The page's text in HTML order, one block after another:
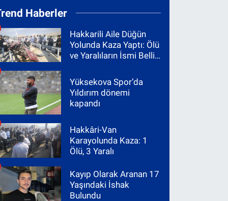
Haberler
Hakkarili Aile Düğün
Yolunda Kaza Yaptı: Ölü
ve Yaralıların İsmi Belli
Yüksekova Spor’da
Yıldırım dönemi
kapandı
Hakkâri-Van
Karayolunda Kaza: 1
Ölü, 3 Yaralı
Kayıp Olarak Aranan 17
Yaşındaki İshak
Bulundu